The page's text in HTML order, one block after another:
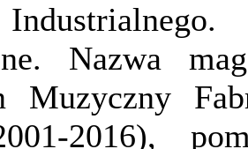
Nazwa
Muzyczny
2016),